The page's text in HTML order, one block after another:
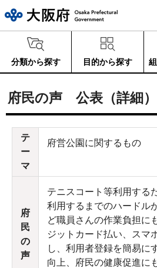
分類から探す 目的から探す
府民の声 公表（詳細）
テ
ー
マ
府営公園に関するもの
府
民
の
声
テニスコート等利用する
利用するまでのハードル
ど職員さんの作業負担に
ジットカード払い、スマ
し、利用者登録を簡易に
向上、府民の健康促進に